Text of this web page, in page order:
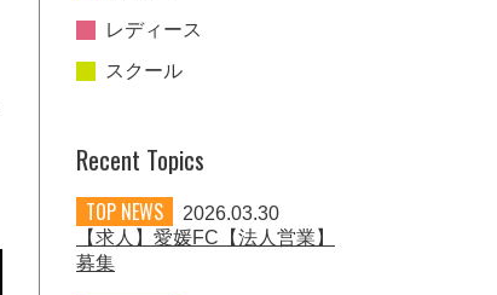
レディース
スクール
Recent Topics
TOP NEWS
2026.03.30
【求人】愛媛FC【法人営業】
募集